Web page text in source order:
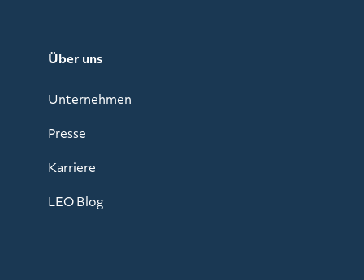
Über uns
Unternehmen
Presse
Karriere
LEO Blog